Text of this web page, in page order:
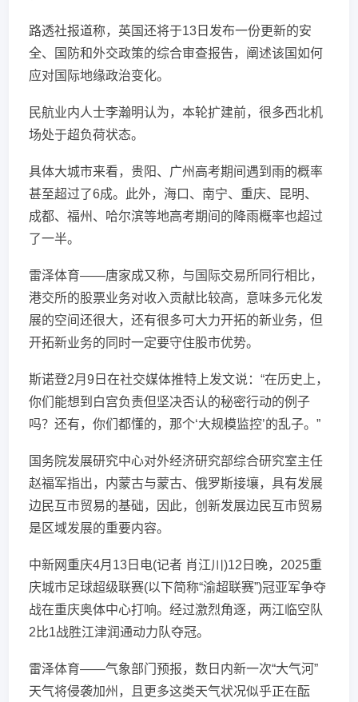
路透社报道称，英国还将于13日发布一份更新的安
全、国防和外交政策的综合审查报告，阐述该国如何
应对国际地缘政治变化。
民航业内人士李瀚明认为，本轮扩建前，很多西北机
场处于超负荷状态。
具体大城市来看，贵阳、广州高考期间遇到雨的概率
甚至超过了6成。此外，海口、南宁、重庆、昆明、
成都、福州、哈尔滨等地高考期间的降雨概率也超过
了一半。
雷泽体育——唐家成又称，与国际交易所同行相比，
港交所的股票业务对收入贡献比较高，意味多元化发
展的空间还很大，还有很多可大力开拓的新业务，但
开拓新业务的同时一定要守住股市优势。
斯诺登2月9日在社交媒体推特上发文说：“在历史上，
你们能想到白宫负责但坚决否认的秘密行动的例子
吗？还有，你们都懂的，那个‘大规模监控’的乱子。”
国务院发展研究中心对外经济研究部综合研究室主任
赵福军指出，内蒙古与蒙古、俄罗斯接壤，具有发展
边民互市贸易的基础，因此，创新发展边民互市贸易
是区域发展的重要内容。
中新网重庆4月13日电(记者 肖江川)12日晚，2025重
庆城市足球超级联赛(以下简称“渝超联赛”)冠亚军争夺
战在重庆奥体中心打响。经过激烈角逐，两江临空队
2比1战胜江津润通动力队夺冠。
雷泽体育——气象部门预报，数日内新一次“大气河”
天气将侵袭加州，且更多这类天气状况似乎正在酝